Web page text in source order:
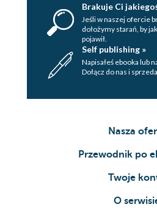
Brakuje Ci
Jeśli w naszej ofercie
dołożymy starań, by
pojawił.
Self publishing »
Napisałeś ebooka lub
Dołącz do nas i
Nasza
Przewodnik po
Twoje
O